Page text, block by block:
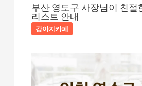
부산 영도구 사장님이 친절
리스트 안내
강아지카페